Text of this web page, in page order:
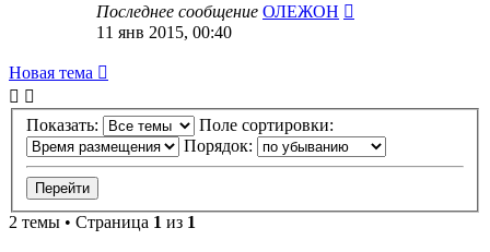
Последнее сообщение ОЛЕЖОН
11 янв 2015, 00:40
Новая тема
Показать:
Поле сортировки:
Порядок:
2 темы • Страница 1 из 1